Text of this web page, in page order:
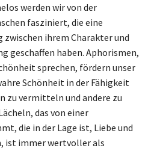
werden wir von der
fasziniert, die eine
ihrem Charakter und
geschaffen haben. Aphorismen,
sprechen, fördern unser
Schönheit in der Fähigkeit
zu vermitteln und andere zu
das von einer
die in der Lage ist, Liebe und
ist immer wertvoller als